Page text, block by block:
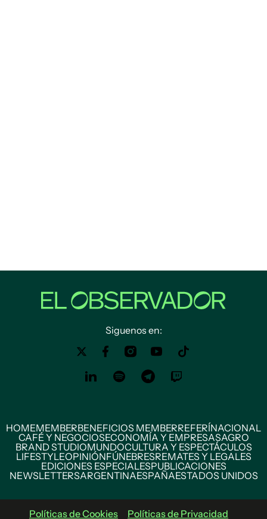
Siguenos en:
HOMEMEMBERBENEFICIOS MEMBERREFERÍNACIONAL
CAFÉ Y NEGOCIOSECONOMÍA Y EMPRESASAGRO
BRAND STUDIOMUNDOCULTURA Y ESPECTÁCULOS
LIFESTYLEOPINIÓNFÚNEBRESREMATES Y LEGALES
EDICIONES ESPECIALESPUBLICACIONES
NEWSLETTERSARGENTINAESPAÑAESTADOS UNIDOS
Políticas de Cookies Políticas de Privacidad